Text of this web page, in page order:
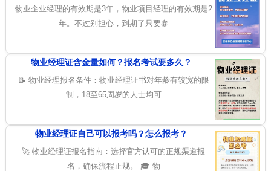
物业企业经理的有效期是3年，物业项目经理的有效期是2
年。不过别担心，到期了只要参
物业经理证含金量如何？报名考试要多久？
📝 物业经理报名条件：物业经理证书对年龄有较宽的限
制，18至65周岁的人士均可
物业经理证自己可以报考吗？怎么报考？
🚀 物业经理证报名指南：选择官方认可的正规渠道报
名，确保流程正规。 🎓 物